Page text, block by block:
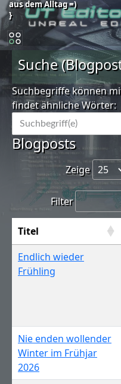
aus dem Alltag =)
}
Suche
Suchbegriffe können
findet ähnliche Wörter:
Blogposts
Zeige
Filter
Titel
Endlich wieder
Frühling
Nie enden wollender
Winter im Frühjar
2026